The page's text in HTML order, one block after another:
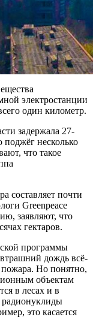
электростанции
один километр.
задержала 27-
поджёг несколько
что такое
составляет почти
Greenpeace
заявляют, что
гектаров.
программы
дождь всё-
пожара. Но понятно,
объектам
в лесах и в
радионуклиды
это касается